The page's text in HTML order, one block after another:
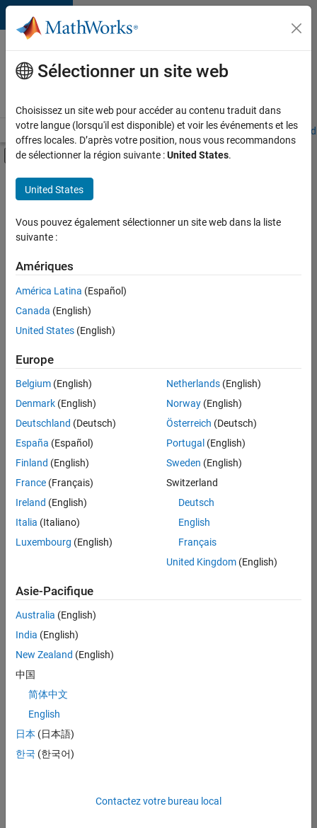
Passer au contenu
Votre
carrière
chez
Accueil Explorer nos opportunités Adresses de nos bureaux
Activer/désactiver l'affichage du menu
Contenu principal
FILTRER PAR
Ingénierie de la qualité
Ingénierie des versions
Applications et services web
Enregistrer
sélectionnées
Les
descriptions
poste
n’ont
pas
été
traduites.
Effectuez
lieu
pour
l’ensemble
des
opportunités
votre
région.
Senior Software Quality Engineer
Senior
Engineer
Sélectionner un site web
Choisissez un site web pour accéder au contenu traduit dans
votre langue (lorsqu'il est disponible) et voir les événements et les
offres locales. D’après votre position, nous vous recommandons
de sélectionner la région suivante :United States.
United States
Vous pouvez également sélectionner un site web dans la liste
suivante :
Amériques
América Latina (Español)
Canada (English)
United States (English)
Europe
Belgium (English)
Denmark (English)
Deutschland (Deutsch)
España (Español)
Finland (English)
France (Français)
Ireland (English)
Italia (Italiano)
Luxembourg (English)
Netherlands(English)
Norway(English)
Österreich (Deutsch)
Portugal (English)
Sweden (English)
Switzerland
Deutsch
English
Français
United Kingdom(English)
Asie-Pacifique
Australia (English)
India (English)
New Zealand (English)
中国
简体中文
English
日本 (日本語)
한국 (한국어)
Contactez votre bureau local